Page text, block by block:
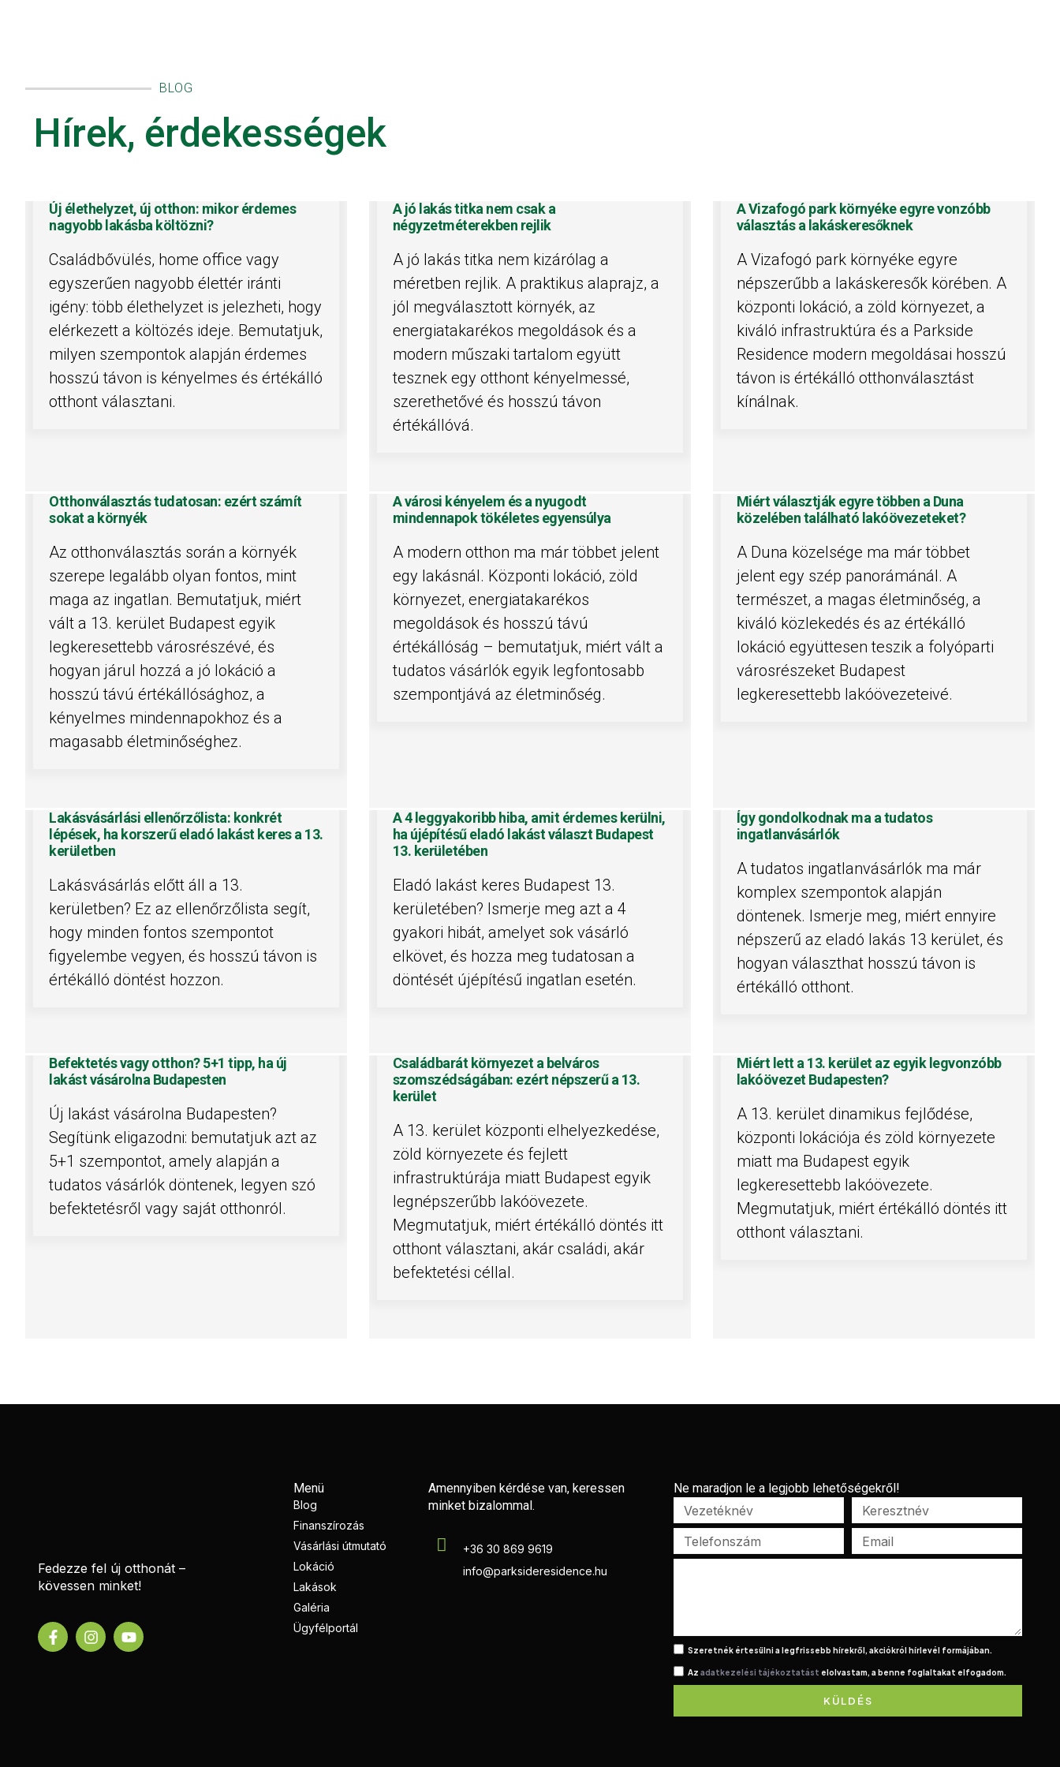
BLOG
Hírek, érdekességek
Új élethelyzet, új otthon: mikor érdemes
nagyobb lakásba költözni?
Családbővülés, home office vagy
egyszerűen nagyobb élettér iránti
igény: több élethelyzet is jelezheti, hogy
elérkezett a költözés ideje. Bemutatjuk,
milyen szempontok alapján érdemes
hosszú távon is kényelmes és értékálló
otthont választani.
A jó lakás titka nem csak a
négyzetméterekben rejlik
A jó lakás titka nem kizárólag a
méretben rejlik. A praktikus alaprajz, a
jól megválasztott környék, az
energiatakarékos megoldások és a
modern műszaki tartalom együtt
tesznek egy otthont kényelmessé,
szerethetővé és hosszú távon
értékállóvá.
A Vizafogó park környéke egyre vonzóbb
választás a lakáskeresőknek
A Vizafogó park környéke egyre
népszerűbb a lakáskeresők körében. A
központi lokáció, a zöld környezet, a
kiváló infrastruktúra és a Parkside
Residence modern megoldásai hosszú
távon is értékálló otthonválasztást
kínálnak.
Otthonválasztás tudatosan: ezért számít
sokat a környék
Az otthonválasztás során a környék
szerepe legalább olyan fontos, mint
maga az ingatlan. Bemutatjuk, miért
vált a 13. kerület Budapest egyik
legkeresettebb városrészévé, és
hogyan járul hozzá a jó lokáció a
hosszú távú értékállósághoz, a
kényelmes mindennapokhoz és a
magasabb életminőséghez.
A városi kényelem és a nyugodt
mindennapok tökéletes egyensúlya
A modern otthon ma már többet jelent
egy lakásnál. Központi lokáció, zöld
környezet, energiatakarékos
megoldások és hosszú távú
értékállóság – bemutatjuk, miért vált a
tudatos vásárlók egyik legfontosabb
szempontjává az életminőség.
Miért választják egyre többen a Duna
közelében található lakóövezeteket?
A Duna közelsége ma már többet
jelent egy szép panorámánál. A
természet, a magas életminőség, a
kiváló közlekedés és az értékálló
lokáció együttesen teszik a folyóparti
városrészeket Budapest
legkeresettebb lakóövezeteivé.
Lakásvásárlási ellenőrzőlista: konkrét
lépések, ha korszerű eladó lakást keres a 13.
kerületben
Lakásvásárlás előtt áll a 13.
kerületben? Ez az ellenőrzőlista segít,
hogy minden fontos szempontot
figyelembe vegyen, és hosszú távon is
értékálló döntést hozzon.
A 4 leggyakoribb hiba, amit érdemes kerülni,
ha újépítésű eladó lakást választ Budapest
13. kerületében
Eladó lakást keres Budapest 13.
kerületében? Ismerje meg azt a 4
gyakori hibát, amelyet sok vásárló
elkövet, és hozza meg tudatosan a
döntését újépítésű ingatlan esetén.
Így gondolkodnak ma a tudatos
ingatlanvásárlók
A tudatos ingatlanvásárlók ma már
komplex szempontok alapján
döntenek. Ismerje meg, miért ennyire
népszerű az eladó lakás 13 kerület, és
hogyan választhat hosszú távon is
értékálló otthont.
Befektetés vagy otthon? 5+1 tipp, ha új
lakást vásárolna Budapesten
Új lakást vásárolna Budapesten?
Segítünk eligazodni: bemutatjuk azt az
5+1 szempontot, amely alapján a
tudatos vásárlók döntenek, legyen szó
befektetésről vagy saját otthonról.
Családbarát környezet a belváros
szomszédságában: ezért népszerű a 13.
kerület
A 13. kerület központi elhelyezkedése,
zöld környezete és fejlett
infrastruktúrája miatt Budapest egyik
legnépszerűbb lakóövezete.
Megmutatjuk, miért értékálló döntés itt
otthont választani, akár családi, akár
befektetési céllal.
Miért lett a 13. kerület az egyik legvonzóbb
lakóövezet Budapesten?
A 13. kerület dinamikus fejlődése,
központi lokációja és zöld környezete
miatt ma Budapest egyik
legkeresettebb lakóövezete.
Megmutatjuk, miért értékálló döntés itt
otthont választani.
Fedezze fel új otthonát –
kövessen minket!
Menü
Blog
Finanszírozás
Vásárlási útmutató
Lokáció
Lakások
Galéria
Ügyfélportál
Amennyiben kérdése van, keressen
minket bizalommal.
+36 30 869 9619
info@parksideresidence.hu
Ne maradjon le a legjobb lehetőségekről!
Szeretnék értesülni a legfrissebb hírekről, akciókról hírlevél formájában.
Az adatkezelési tájékoztatást elolvastam, a benne foglaltakat elfogadom.
KÜLDÉS